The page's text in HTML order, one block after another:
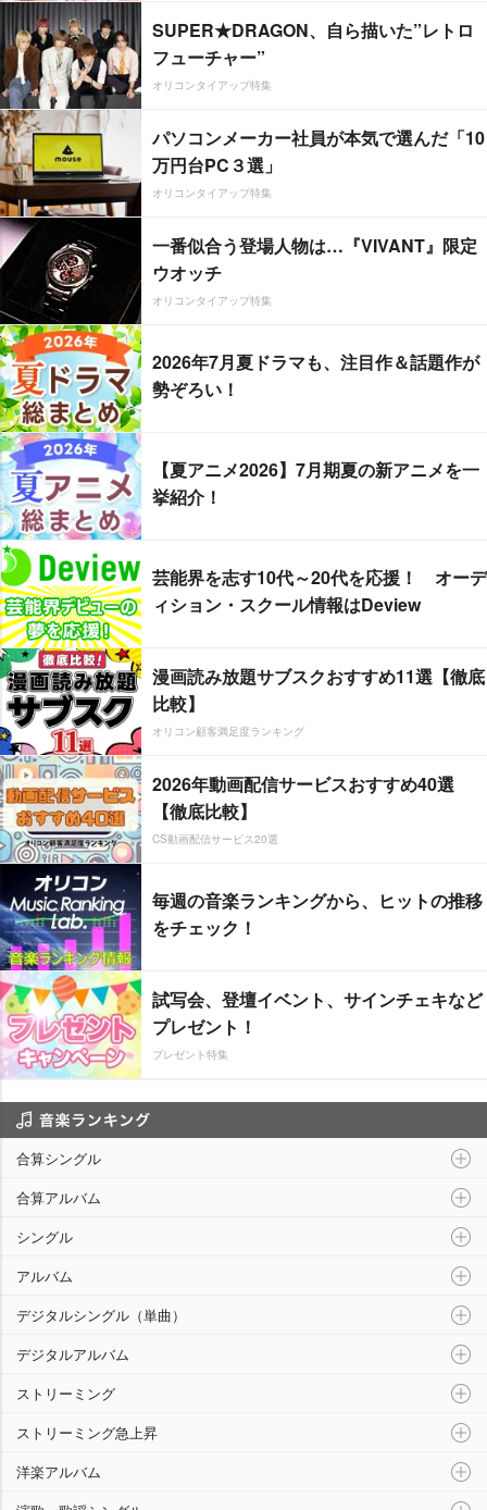
SUPER★DRAGON、自ら描いた”レトロ
フューチャー”
オリコンタイアップ特集
パソコンメーカー社員が本気で選んだ「10
万円台PC３選」
オリコンタイアップ特集
一番似合う登場人物は…『VIVANT』限定
ウオッチ
オリコンタイアップ特集
2026年7月夏ドラマも、注目作＆話題作が
勢ぞろい！
【夏アニメ2026】7月期夏の新アニメを一
挙紹介！
芸能界を志す10代～20代を応援！ オーデ
ィション・スクール情報はDeview
漫画読み放題サブスクおすすめ11選【徹底
比較】
オリコン顧客満足度ランキング
2026年動画配信サービスおすすめ40選
【徹底比較】
CS動画配信サービス20選
毎週の音楽ランキングから、ヒットの推移
をチェック！
試写会、登壇イベント、サインチェキなど
プレゼント！
プレゼント特集
合算シングル
合算アルバム
シングル
アルバム
デジタルシングル（単曲）
デジタルアルバム
ストリーミング
ストリーミング急上昇
洋楽アルバム